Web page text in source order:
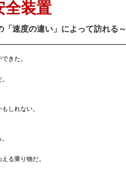
全装置
速度の違い」によって訪れる～
きた。
しれない。
る乗り物だ。